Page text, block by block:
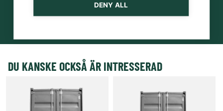
DU KANSKE OCKSÅ ÄR INTRESSERAD
DENY ALL